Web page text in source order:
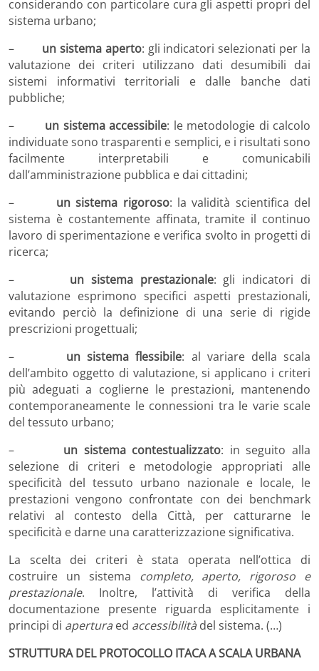
considerando con particolare cura gli aspetti propri del
sistema urbano;
– un sistema aperto: gli indicatori selezionati per la
valutazione dei criteri utilizzano dati desumibili dai
sistemi informativi territoriali e dalle banche dati
pubbliche;
– un sistema accessibile: le metodologie di calcolo
individuate sono trasparenti e semplici, e i risultati sono
facilmente interpretabili e comunicabili
dall’amministrazione pubblica e dai cittadini;
– un sistema rigoroso: la validità scientifica del
sistema è costantemente affinata, tramite il continuo
lavoro di sperimentazione e verifica svolto in progetti di
ricerca;
– un sistema prestazionale: gli indicatori di
valutazione esprimono specifici aspetti prestazionali,
evitando perciò la definizione di una serie di rigide
prescrizioni progettuali;
– un sistema flessibile: al variare della scala
dell’ambito oggetto di valutazione, si applicano i criteri
più adeguati a coglierne le prestazioni, mantenendo
contemporaneamente le connessioni tra le varie scale
del tessuto urbano;
– un sistema contestualizzato: in seguito alla
selezione di criteri e metodologie appropriati alle
specificità del tessuto urbano nazionale e locale, le
prestazioni vengono confrontate con dei benchmark
relativi al contesto della Città, per catturarne le
specificità e darne una caratterizzazione significativa.
La scelta dei criteri è stata operata nell’ottica di
costruire un sistema completo, aperto, rigoroso e
prestazionale. Inoltre, l’attività di verifica della
documentazione presente riguarda esplicitamente i
principi di apertura ed accessibilità del sistema. (…)
STRUTTURA DEL PROTOCOLLO ITACA A SCALA URBANA